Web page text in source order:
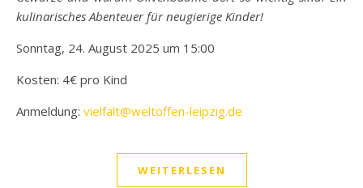
kulinarisches Abenteuer für neugierige Kinder!
Sonntag, 24. August 2025 um 15:00
Kosten: 4€ pro Kind
Anmeldung: vielfalt@weltoffen-leipzig.de
WEITERLESEN